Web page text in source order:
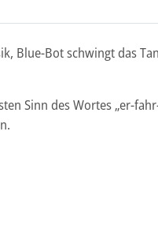
Blue-Bot schwingt das
Sinn des Wortes „er-